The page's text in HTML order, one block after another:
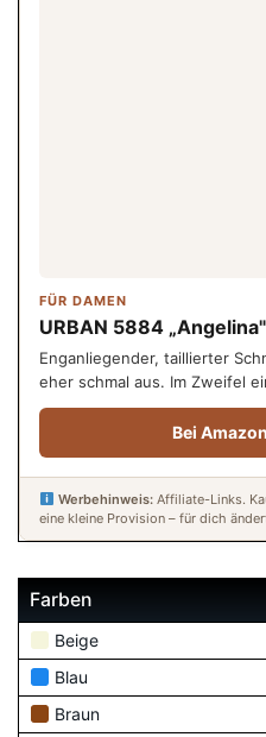
FÜR DAMEN
URBAN 5884 „Angelina"
Enganliegender, taillierter
eher schmal aus. Im Zweifel
Bei
Werbehinweis:Affiliate-Links.
eine kleine Provision – für dich
Farben
Beige
Blau
Braun